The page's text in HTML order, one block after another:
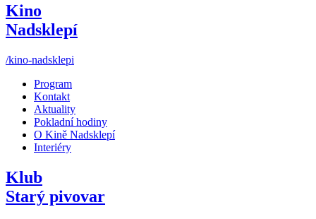
Kino
Nadsklepí
/kino-nadsklepi
Program
Kontakt
Aktuality
Pokladní hodiny
O Kině Nadsklepí
Interiéry
Klub
Starý pivovar